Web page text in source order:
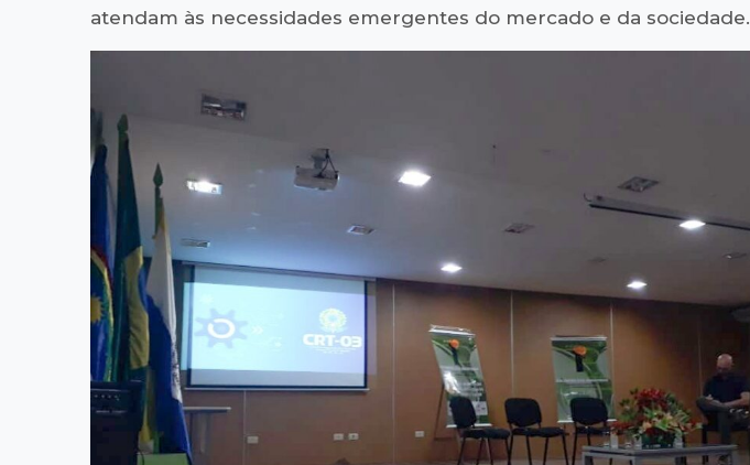
atendam às necessidades emergentes do mercado e da sociedade.